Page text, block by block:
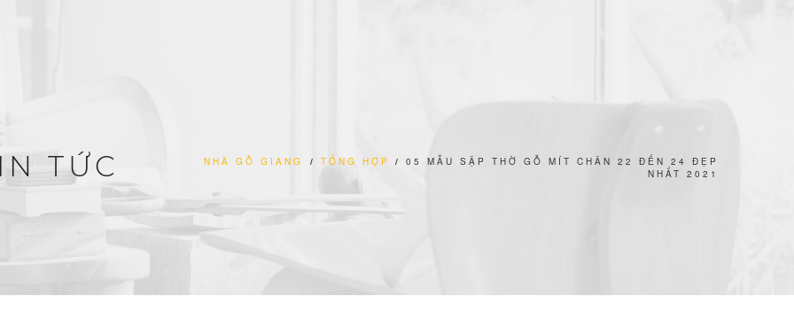
TỨC NHÀ GỖ GIANG / TỔNG HỢP /
05 MẪU SẬP THỜ GỖ MÍT CHÂN 22 ĐẾN 24 ĐẸP
NHẤT 2021